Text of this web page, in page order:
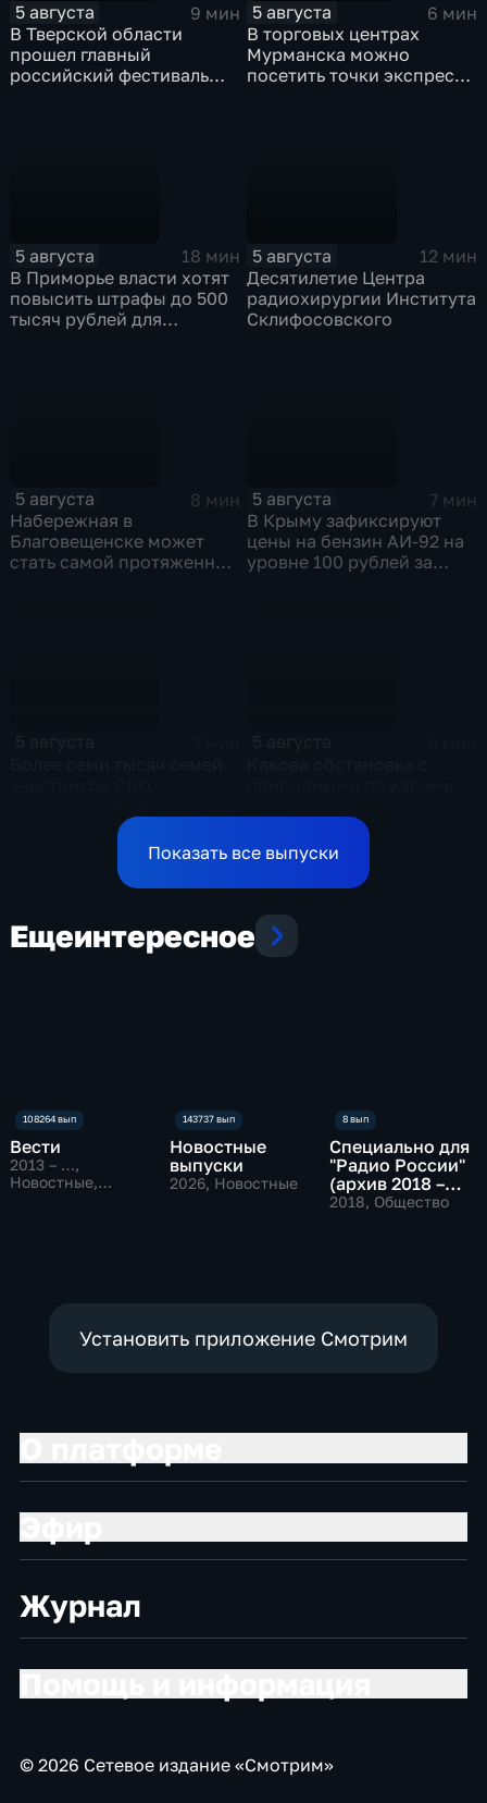
5 августа
9 мин
В Тверской области
прошел главный
российский фестиваль
5 августа
6 мин
В торговых центрах
Мурманска можно
посетить точки экспресс-
5 августа
18 мин
В Приморье власти хотят
повысить штрафы до 500
тысяч рублей для
5 августа
12 мин
Десятилетие Центра
радиохирургии Института
Склифосовского
5 августа
8 мин
Набережная в
Благовещенске может
стать самой протяженной
5 августа
7 мин
В Крыму зафиксируют
цены на бензин АИ-92 на
уровне 100 рублей за
поддержки в Ульяновской
Показать все выпуски
Ещеинтересное
Вести
2013 – …,
Новостные,
Новостные
выпуски
2026, Новостные
Специально для
"Радио России"
(архив 2018 –
2019)
2018, Общество
Установить приложение Смотрим
Журнал
© 2026 Сетевое издание «Смотрим»